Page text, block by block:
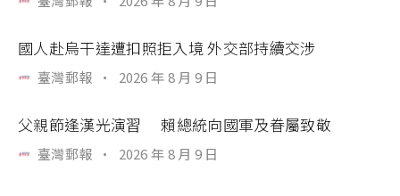
國人赴烏干達遭扣照拒入境 外交部持續交涉
臺灣郵報 · 2026 年 8 月 9 日
父親節逢漢光演習 賴總統向國軍及眷屬致敬
臺灣郵報 · 2026 年 8 月 9 日